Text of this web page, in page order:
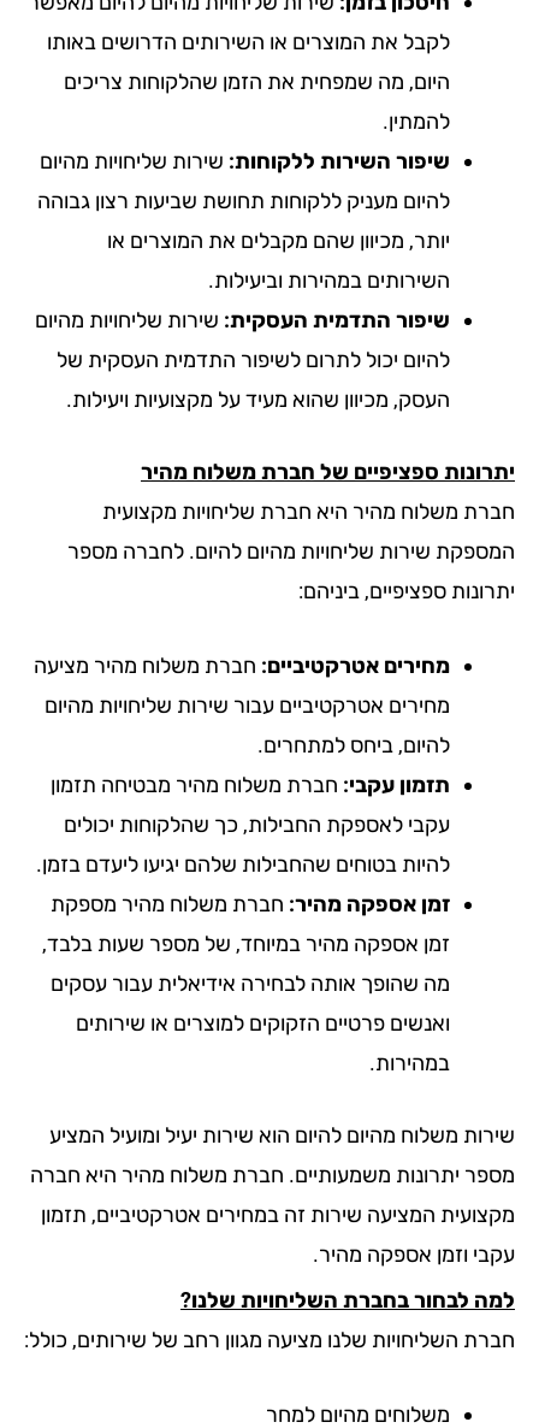
לקבל את המוצרים או השירותים הדרושים באותו
היום, מה שמפחית את הזמן שהלקוחות צריכים
להמתין.
שיפור השירות ללקוחות:שירות שליחויות מהיום
להיום מעניק ללקוחות תחושת שביעות רצון גבוהה
יותר, מכיוון שהם מקבלים את המוצרים או
השירותים במהירות וביעילות.
שיפור התדמית העסקית:שירות שליחויות מהיום
להיום יכול לתרום לשיפור התדמית העסקית של
העסק, מכיוון שהוא מעיד על מקצועיות ויעילות.
ספציפיים של חברת משלוח מהיר
משלוח מהיר היא חברת שליחויות מקצועית
שירות שליחויות מהיום להיום. לחברה מספר
ספציפיים, ביניהם:
מחירים אטרקטיביים:חברת משלוח מהיר מציעה
מחירים אטרקטיביים עבור שירות שליחויות מהיום
להיום, ביחס למתחרים.
תזמון עקבי:חברת משלוח מהיר מבטיחה תזמון
עקבי לאספקת החבילות, כך שהלקוחות יכולים
להיות בטוחים שהחבילות שלהם יגיעו ליעדם בזמן.
זמן אספקה מהיר:חברת משלוח מהיר מספקת
זמן אספקה מהיר במיוחד, של מספר שעות בלבד,
מה שהופך אותה לבחירה אידיאלית עבור עסקים
ואנשים פרטיים הזקוקים למוצרים או שירותים
במהירות.
משלוח מהיום להיום הוא שירות יעיל ומועיל המציע
יתרונות משמעותיים. חברתמשלוח מהיר היא חברה
המציעה שירות זה במחירים אטרקטיביים, תזמון
וזמן אספקה מהיר.
לבחור בחברת השליחויות שלנו?
השליחויות שלנו מציעה מגוון רחב של שירותים, כולל:
משלוחים מהיום למחר